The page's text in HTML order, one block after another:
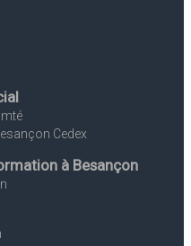
Cedex
à Besançon